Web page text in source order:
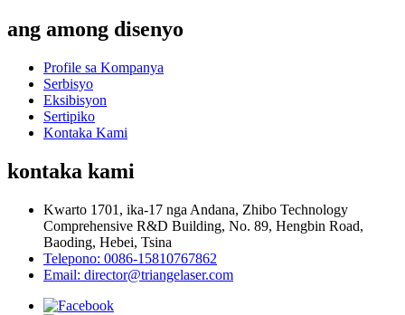
ang among disenyo
Profile sa Kompanya
Serbisyo
Eksibisyon
Sertipiko
Kontaka Kami
kontaka kami
Kwarto 1701, ika-17 nga Andana, Zhibo Technology
Comprehensive R&D Building, No. 89, Hengbin Road,
Baoding, Hebei, Tsina
Telepono: 0086-15810767862
Email: director@triangelaser.com